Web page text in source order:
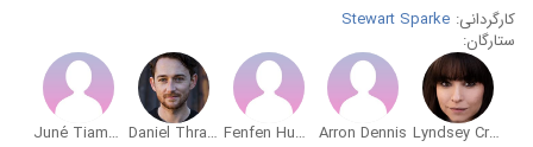
کارگردانی: Stewart Sparke
ستارگان:
Lyndsey Craine
Arron Dennis
Fenfen Huang
Daniel Thrace
Juné Tiamatakorn